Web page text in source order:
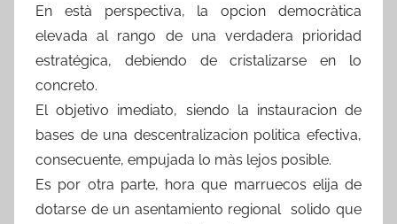
En està perspectiva, la opcion democràtica
elevada al rango de una verdadera prioridad
estratégica, debiendo de cristalizarse en lo
concreto.
El objetivo imediato, siendo la instauracion de
bases de una descentralizacion politica efectiva,
consecuente, empujada lo màs lejos posible.
Es por otra parte, hora que marruecos elija de
dotarse de un asentamiento regional solido que